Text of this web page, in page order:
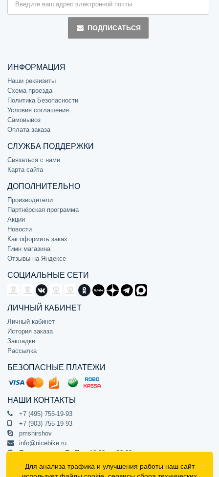
ПОДПИСАТЬСЯ
ИНФОРМАЦИЯ
Наши реквизиты
Схема проезда
Политика Безопасности
Условия соглашения
Самовывоз
Оплата заказа
СЛУЖБА ПОДДЕРЖКИ
Связаться с нами
Карта сайта
ДОПОЛНИТЕЛЬНО
Производители
Партнёрская программа
Акции
Новости
Как оформить заказ
Гимн магазина
Отзывы на Яндексе
СОЦИАЛЬНЫЕ СЕТИ
ЛИЧНЫЙ КАБИНЕТ
Личный кабинет
История заказа
Закладки
Рассылка
БЕЗОПАСНЫЕ ПЛАТЕЖИ
НАШИ КОНТАКТЫ
+7 (495) 755-19-93
+7 (903) 755-19-93
pmshirshov
info@nicebike.ru
Прием звонков Пн-Пт с 10:00 до 20:00
ПВЗ Пн-Пт с 10:00 до 20:00
г. Москва, ул. Барклая 13с1
Для анализа трафика и улучшения работы наш сайт